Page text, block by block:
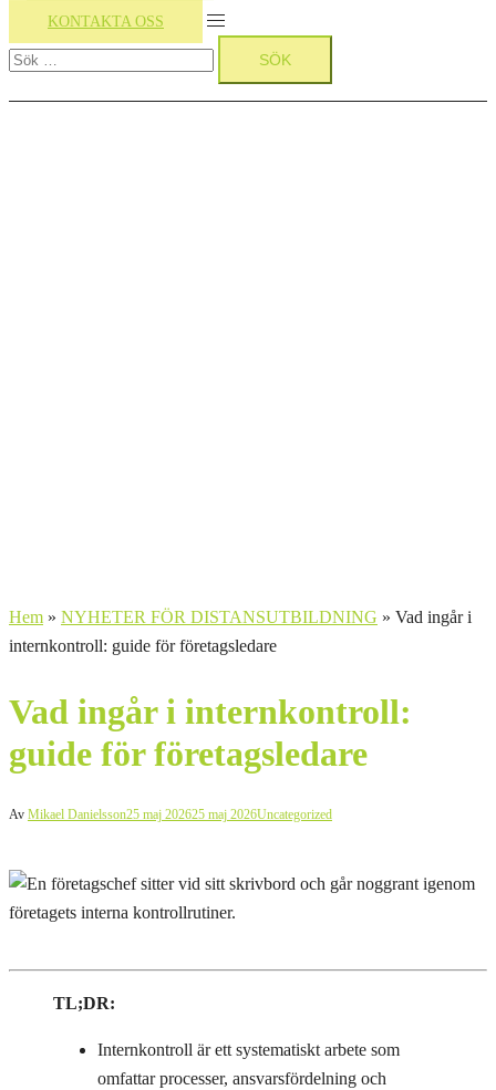
KONTAKTA OSS
Slå
på/av
meny
Sök
efter:
Hem » NYHETER FÖR DISTANSUTBILDNING » Vad ingår i
internkontroll: guide för företagsledare
Vad ingår i internkontroll:
guide för företagsledare
Av Mikael Danielsson25 maj 202625 maj 2026Uncategorized
TL;DR:
Internkontroll är ett systematiskt arbete som
omfattar processer, ansvarsfördelning och